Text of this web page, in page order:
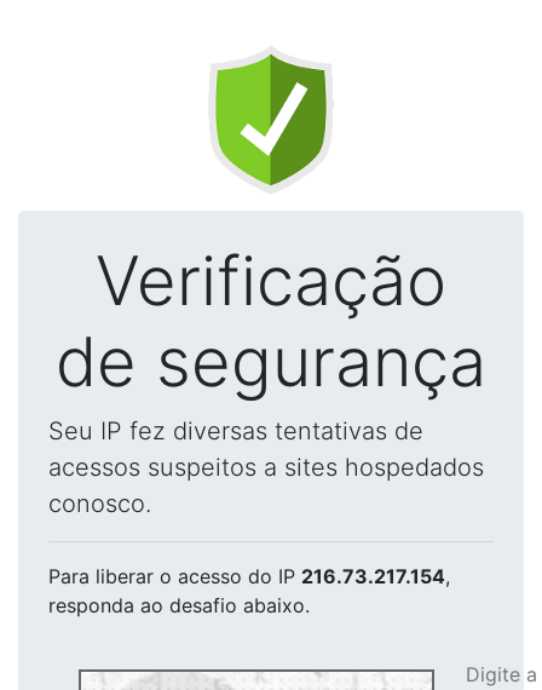
Verificação
de segurança
Seu IP fez diversas tentativas de
acessos suspeitos a sites hospedados
conosco.
Para liberar o acesso do IP 216.73.217.154,
responda ao desafio abaixo.
Digite